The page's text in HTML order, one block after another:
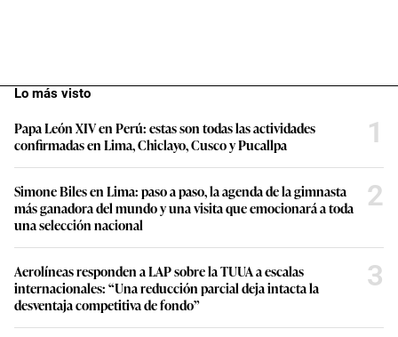
Lo más visto
Papa León XIV en Perú: estas son todas las actividades
confirmadas en Lima, Chiclayo, Cusco y Pucallpa
1
Simone Biles en Lima: paso a paso, la agenda de la gimnasta
más ganadora del mundo y una visita que emocionará a toda
una selección nacional
2
Aerolíneas responden a LAP sobre la TUUA a escalas
internacionales: “Una reducción parcial deja intacta la
desventaja competitiva de fondo”
3